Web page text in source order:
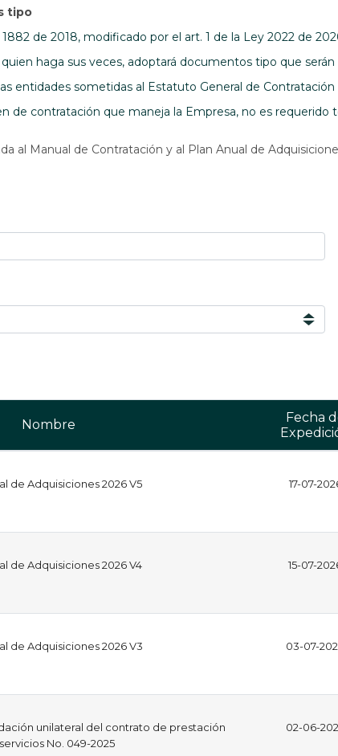
tipo
de 2018, modificado por el art. 1 de la Ley 2022 de
haga sus veces, adoptará documentos tipo que
entidades sometidas al Estatuto General de Contratación
de contratación que maneja la Empresa, no es requerido
al Manual de Contratación y al Plan Anual de
Nombre
Fecha
de Adquisiciones 2026 V5 17-07-
de Adquisiciones 2026 V4 15-07-
de Adquisiciones 2026 V3 03-07-
unilateral del contrato de prestación
No. 049-2025
02-06-